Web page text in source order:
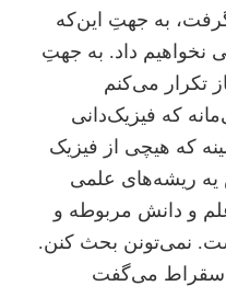
گرفت، به جهتِ این‌که
نخواهیم داد. به جهتِ
تکرار می‌کنم
که فیزیک‌دانی
که هیچی از فیزیک
یه ریشه‌های علمی
علم و دانش مربوطه و
نمی‌تونن بحث کنن.
سقراط می‌گفت